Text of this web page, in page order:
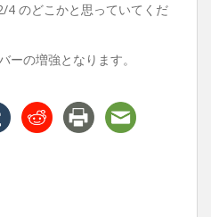
4 のどこかと思っていてくだ
ーの増強となります。